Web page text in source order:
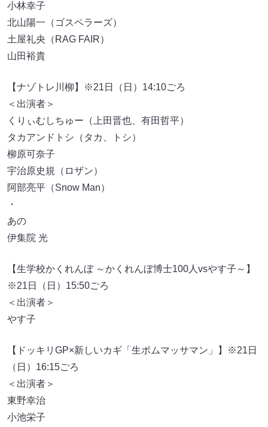
小林幸子
北山陽一（ゴスペラーズ）
土屋礼央（RAG FAIR）
山田裕貴
【ナゾトレ川柳】※21日（日）14:10ごろ
＜出演者＞
くりぃむしちゅー（上田晋也、有田哲平）
タカアンドトシ（タカ、トシ）
柳原可奈子
宇治原史規（ロザン）
阿部亮平（Snow Man）
・
あの
伊集院 光
【生学校かくれんぼ ～かくれんぼ博士100人vsやす子～】
※21日（日）15:50ごろ
＜出演者＞
やす子
【ドッキリGP×新しいカギ「生ボムマッサマン」】※21日
（日）16:15ごろ
＜出演者＞
東野幸治
小池栄子